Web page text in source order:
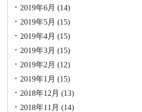
2019年6月 (14)
2019年5月 (15)
2019年4月 (15)
2019年3月 (15)
2019年2月 (12)
2019年1月 (15)
2018年12月 (13)
2018年11月 (14)